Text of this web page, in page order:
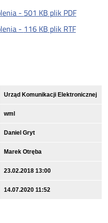
- 501 KB plik PDF
- 116 KB plik RTF
Urząd Komunikacji Elektronicznej
wml
Daniel Gryt
Marek Otręba
23.02.2018 13:00
14.07.2020 11:52